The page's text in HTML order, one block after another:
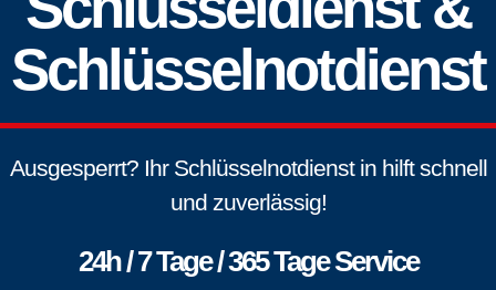
Schlüsselnotdienst
Ausgesperrt? Ihr Schlüsselnotdienst in hilft schnell
und zuverlässig!
24h / 7 Tage / 365 Tage Service